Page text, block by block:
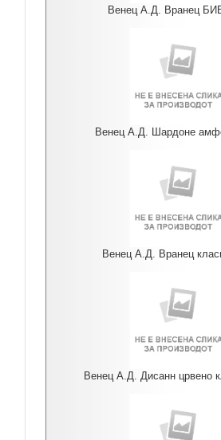
Венец А.Д. Вранец
Венец А.Д. Шардоне
Венец А.Д. Вранец
Венец А.Д. Дисанн црвено